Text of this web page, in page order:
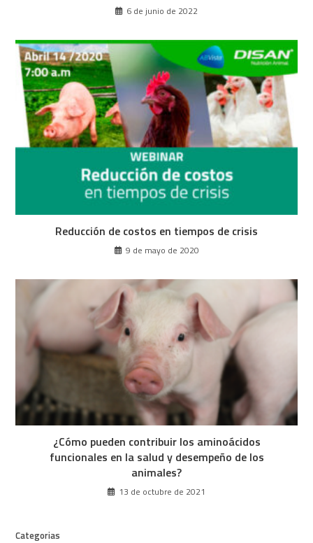
6 de junio de 2022
Reducción de costos en tiempos de crisis
9 de mayo de 2020
¿Cómo pueden contribuir los aminoácidos
funcionales en la salud y desempeño de los
animales?
13 de octubre de 2021
Categorias